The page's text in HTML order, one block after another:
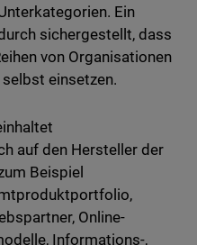
Ein
sichergestellt, dass
von Organisationen
einsetzen.
auf den Hersteller der
Beispiel
Online-
Informations-,